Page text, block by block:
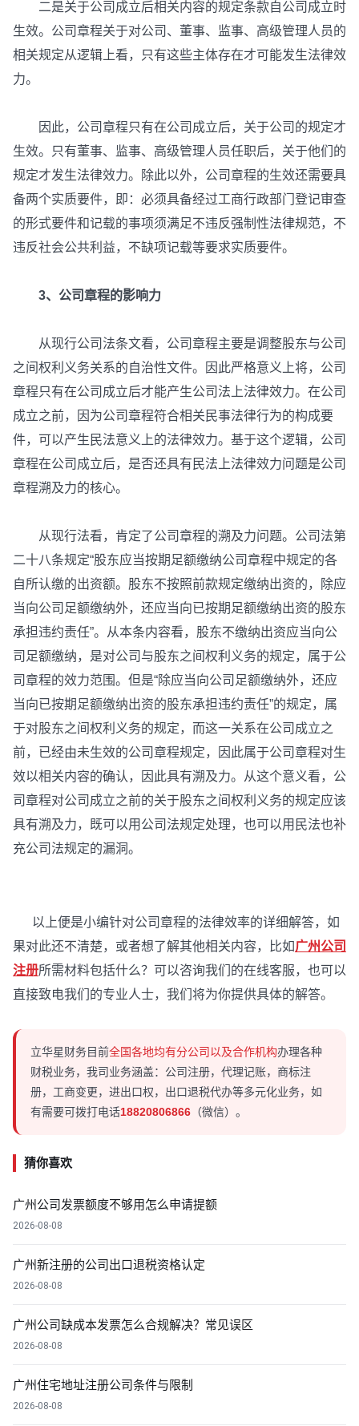
二是关于公司成立后相关内容的规定条款自公司成立时
生效。公司章程关于对公司、董事、监事、高级管理人员的
相关规定从逻辑上看，只有这些主体存在才可能发生法律效
力。
因此，公司章程只有在公司成立后，关于公司的规定才
生效。只有董事、监事、高级管理人员任职后，关于他们的
规定才发生法律效力。除此以外，公司章程的生效还需要具
备两个实质要件，即：必须具备经过工商行政部门登记审查
的形式要件和记载的事项须满足不违反强制性法律规范，不
违反社会公共利益，不缺项记载等要求实质要件。
3、公司章程的影响力
从现行公司法条文看，公司章程主要是调整股东与公司
之间权利义务关系的自治性文件。因此严格意义上将，公司
章程只有在公司成立后才能产生公司法上法律效力。在公司
成立之前，因为公司章程符合相关民事法律行为的构成要
件，可以产生民法意义上的法律效力。基于这个逻辑，公司
章程在公司成立后，是否还具有民法上法律效力问题是公司
章程溯及力的核心。
从现行法看，肯定了公司章程的溯及力问题。公司法第
二十八条规定“股东应当按期足额缴纳公司章程中规定的各
自所认缴的出资额。股东不按照前款规定缴纳出资的，除应
当向公司足额缴纳外，还应当向已按期足额缴纳出资的股东
承担违约责任”。从本条内容看，股东不缴纳出资应当向公
司足额缴纳，是对公司与股东之间权利义务的规定，属于公
司章程的效力范围。但是“除应当向公司足额缴纳外，还应
当向已按期足额缴纳出资的股东承担违约责任”的规定，属
于对股东之间权利义务的规定，而这一关系在公司成立之
前，已经由未生效的公司章程规定，因此属于公司章程对生
效以相关内容的确认，因此具有溯及力。从这个意义看，公
司章程对公司成立之前的关于股东之间权利义务的规定应该
具有溯及力，既可以用公司法规定处理，也可以用民法也补
充公司法规定的漏洞。
以上便是小编针对公司章程的法律效率的详细解答，如
果对此还不清楚，或者想了解其他相关内容，比如广州公司
注册所需材料包括什么？可以咨询我们的在线客服，也可以
直接致电我们的专业人士，我们将为你提供具体的解答。
立华星财务目前全国各地均有分公司以及合作机构办理各种
财税业务，我司业务涵盖：公司注册，代理记账，商标注
册，工商变更，进出口权，出口退税代办等多元化业务，如
有需要可拨打电话18820806866 （微信）。
猜你喜欢
广州公司发票额度不够用怎么申请提额
2026-08-08
广州新注册的公司出口退税资格认定
2026-08-08
广州公司缺成本发票怎么合规解决？常见误区
2026-08-08
广州住宅地址注册公司条件与限制
2026-08-08